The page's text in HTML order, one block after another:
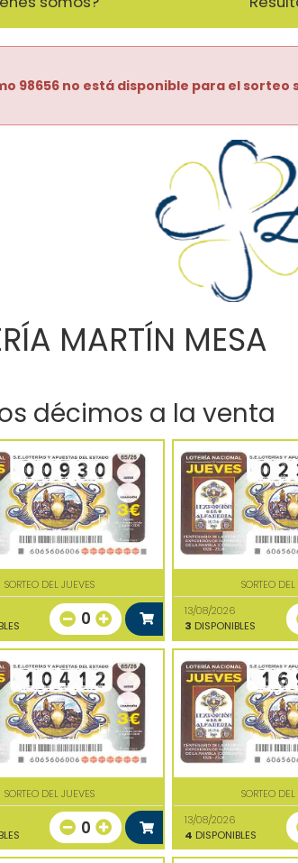
98656 no está disponible para el sorteo
anterior
MARTÍN MESA
décimos a la venta
SORTEO DEL JUEVES
0
SORTEO
13/08/2026
3 DISPONIBLES
SORTEO DEL JUEVES
0
SORTEO
13/08/2026
4 DISPONIBLES